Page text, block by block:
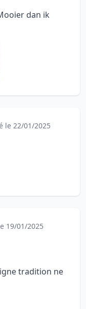
dan ik
le 22/01/2025
19/01/2025
tradition ne